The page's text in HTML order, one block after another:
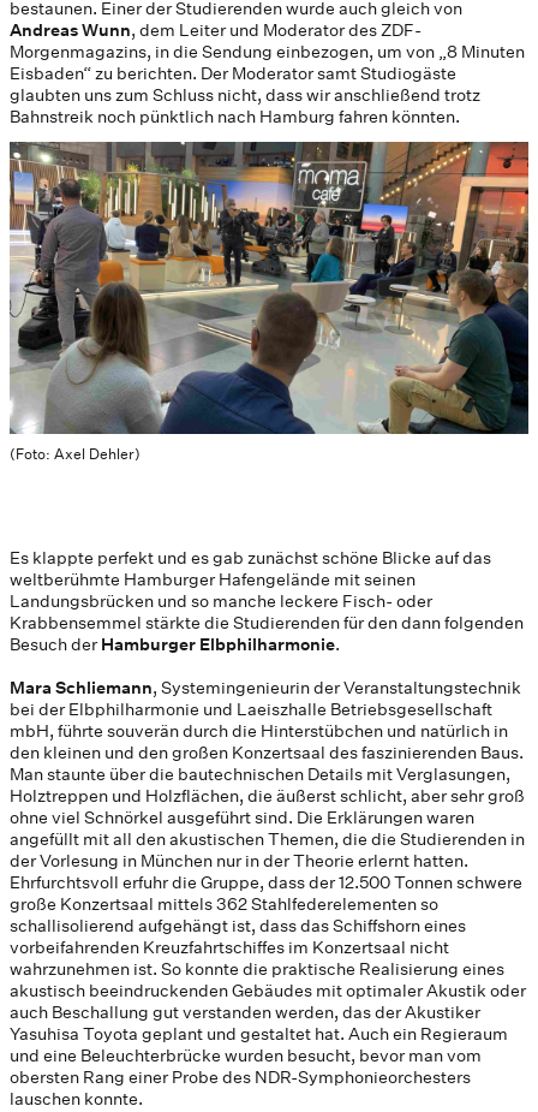
(Foto: Axel Dehler)
bestaunen. Einer der Studierenden wurde auch gleich von
Andreas Wunn, dem Leiter und Moderator des ZDF-
Morgenmagazins, in die Sendung einbezogen, um von „8 Minuten
Eisbaden“ zu berichten. Der Moderator samt Studiogäste
glaubten uns zum Schluss nicht, dass wir anschließend trotz
Bahnstreik noch pünktlich nach Hamburg fahren könnten.
Es klappte perfekt und es gab zunächst schöne Blicke auf das
weltberühmte Hamburger Hafengelände mit seinen
Landungsbrücken und so manche leckere Fisch- oder
Krabbensemmel stärkte die Studierenden für den dann folgenden
Besuch derHamburger Elbphilharmonie.
Mara Schliemann, Systemingenieurin der Veranstaltungstechnik
bei der Elbphilharmonie und Laeiszhalle Betriebsgesellschaft
mbH, führte souverän durch die Hinterstübchen und natürlich in
den kleinen und den großen Konzertsaal des faszinierenden Baus.
Man staunte über die bautechnischen Details mit Verglasungen,
Holztreppen und Holzflächen, die äußerst schlicht, aber sehr groß
ohne viel Schnörkel ausgeführt sind. Die Erklärungen waren
angefüllt mit all den akustischen Themen, die die Studierenden in
der Vorlesung in München nur in der Theorie erlernt hatten.
Ehrfurchtsvoll erfuhr die Gruppe, dass der 12.500 Tonnen schwere
große Konzertsaal mittels 362 Stahlfederelementen so
schallisolierend aufgehängt ist, dass das Schiffshorn eines
vorbeifahrenden Kreuzfahrtschiffes im Konzertsaal nicht
wahrzunehmen ist. So konnte die praktische Realisierung eines
akustisch beeindruckenden Gebäudes mit optimaler Akustik oder
auch Beschallung gut verstanden werden, das der Akustiker
Yasuhisa Toyota geplant und gestaltet hat. Auch ein Regieraum
und eine Beleuchterbrücke wurden besucht, bevor man vom
obersten Rang einer Probe des NDR-Symphonieorchesters
lauschen konnte.